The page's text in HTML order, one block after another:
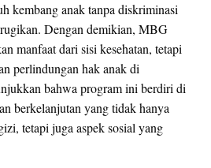
kembang anak tanpa diskriminasi
Dengan demikian, MBG
manfaat dari sisi kesehatan, tetapi
perlindungan hak anak di
bahwa program ini berdiri di
berkelanjutan yang tidak hanya
tetapi juga aspek sosial yang